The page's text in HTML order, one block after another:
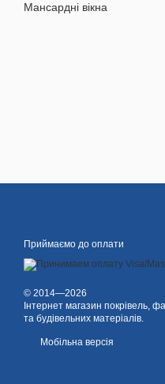
Мансардні вікна
Приймаємо до оплати
© 2014—2026
Інтернет магазин покрівель,
та будівельних матеріалів.
Мобільна версія